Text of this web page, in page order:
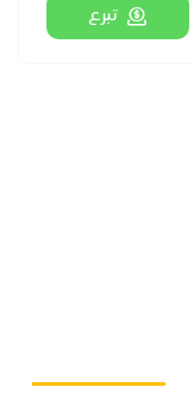
تبرع